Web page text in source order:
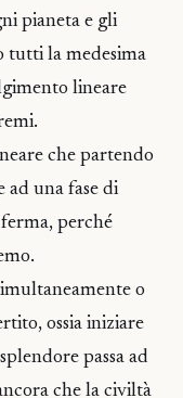
pianeta e gli
tutti la medesima
lineare
che partendo
una fase di
perché
o
ossia iniziare
passa ad
che la civiltà